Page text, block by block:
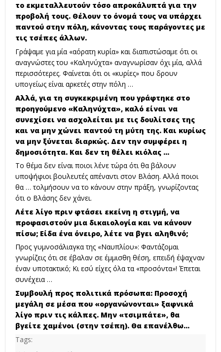
το εκμεταλλευτούν τόσο απροκάλυπτά για την
προβολή τους. Θέλουν το όνομά τους να υπάρχει
παντού στην πόλη, κάνοντας τους παράγοντες με
τις τσέπες άλλων.
Γράψαμε για μία «αόρατη κυρία» και διαπιστώσαμε ότι οι
αναγνώστες του «Καληνύχτα» αναγνωρίσαν όχι μία, αλλά
περισσότερες. Φαίνεται ότι οι «κυρίες» που δρουν
υπογείως είναι αρκετές στην πόλη …
Αλλά, για τη συγκεκριμένη που γράφτηκε στο
προηγούμενο «Καληνύχτα», καλό είναι να
συνεχίσει να ασχολείται με τις δουλίτσες της
και να μην χώνει παντού τη μύτη της. Και κυρίως
να μην ξύνεται διαρκώς. Δεν την συμφέρει η
δημοσιότητα. Και δεν τη θέλει κιόλας …
Το θέμα δεν είναι ποιοι λένε τώρα ότι θα βάλουν
υποψήφιοι βουλευτές απέναντι στον Βλάση. Αλλά ποιοι
θα … τολμήσουν να το κάνουν στην πράξη, γνωρίζοντας
ότι ο Βλάσης δεν χάνει.
Λέτε λίγο πριν φτάσει εκείνη η στιγμή, να
προφασιστούν μια δικαιολογία και να κάνουν
πίσω; Είδα ένα όνειρο, λέτε να βγει αληθινό;
Προς γυμνοσάλιαγκα της «Ναυπλίου»: Φαντάζομαι
γνωρίζεις ότι σε έβαλαν σε έμμισθη θέση, επειδή έψαχναν
έναν υποτακτικό; Κι εσύ είχες όλα τα «προσόντα»! Έπεται
συνέχεια …
Συμβουλή προς πολιτικά πρόσωπα: Προσοχή
μεγάλη σε μέσα που «οργανώνονται» ξαφνικά
λίγο πριν τις κάλπες. Μην «τσιμπάτε», θα
βγείτε χαμένοι (στην τσέπη). Θα επανέλθω…
Tags: